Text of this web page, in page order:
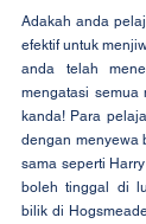
Adakah anda
efektif untuk
anda telah
mengatasi semua
kanda! Para
dengan menyewa
sama seperti
boleh tinggal di
bilik di